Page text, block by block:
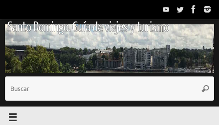
contenido
Santo Domingo. Guía de viajes y turismo